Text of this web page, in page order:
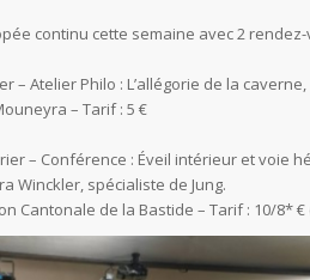
continu cette semaine avec 2
– Atelier Philo : L’allégorie de la
– Tarif : 5 €
– Conférence : Éveil intérieur et voie
Winckler, spécialiste de Jung.
Cantonale de la Bastide – Tarif : 10/8*